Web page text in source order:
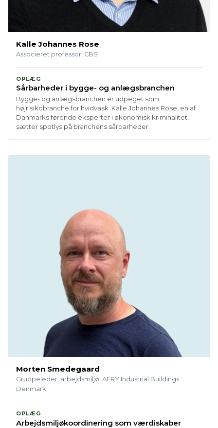
Kalle Johannes Rose
Associeret professor, CBS
OPLÆG
Sårbarheder i bygge- og anlægsbranchen
Bygge- og anlægsbranchen er udpeget som
højrisikobranche for hvidvask. Kalle Johannes Rose, en af
Danmarks førende eksperter i økonomisk kriminalitet,
sætter spotlys på branchens sårbarheder.
Morten Smedegaard
Gruppeleder, arbejdsmiljø, AFRY Industrial Buildings
Denmark
OPLÆG
Arbejdsmiljøkoordinering som værdiskaber